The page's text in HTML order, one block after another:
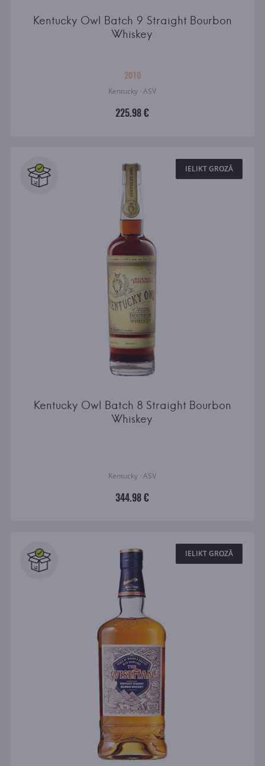
Kentucky Owl Batch 9 Straight Bourbon
Whiskey
2010
Kentucky · ASV
225.98 €
IELIKT GROZĀ
Kentucky Owl Batch 8 Straight Bourbon
Whiskey
Kentucky · ASV
344.98 €
IELIKT GROZĀ